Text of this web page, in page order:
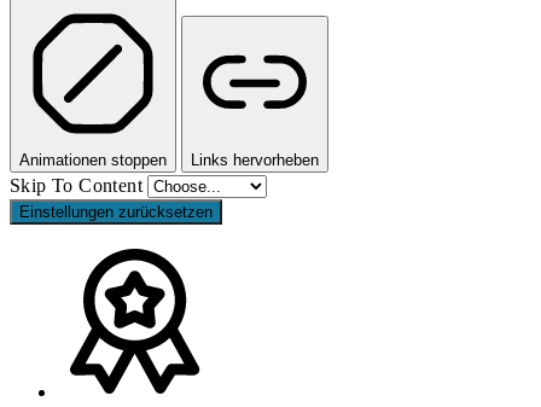
Animationen stoppen Links hervorheben
Skip To Content
Einstellungen zurücksetzen